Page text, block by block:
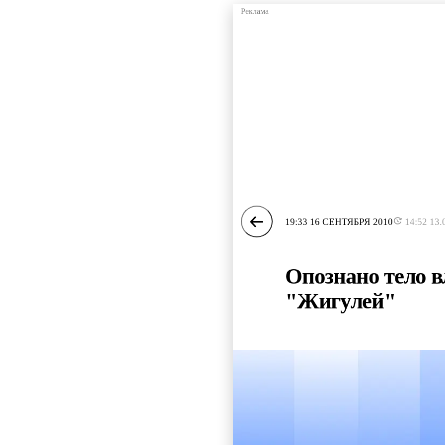
19:33 16 СЕНТЯБРЯ 2010 14:52
Опознано тело
"Жигулей"